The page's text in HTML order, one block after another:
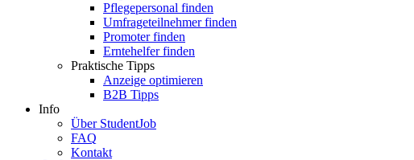
Pflegepersonal finden
Umfrageteilnehmer finden
Promoter finden
Erntehelfer finden
Praktische Tipps
Anzeige optimieren
B2B Tipps
Info
Über StudentJob
FAQ
Kontakt